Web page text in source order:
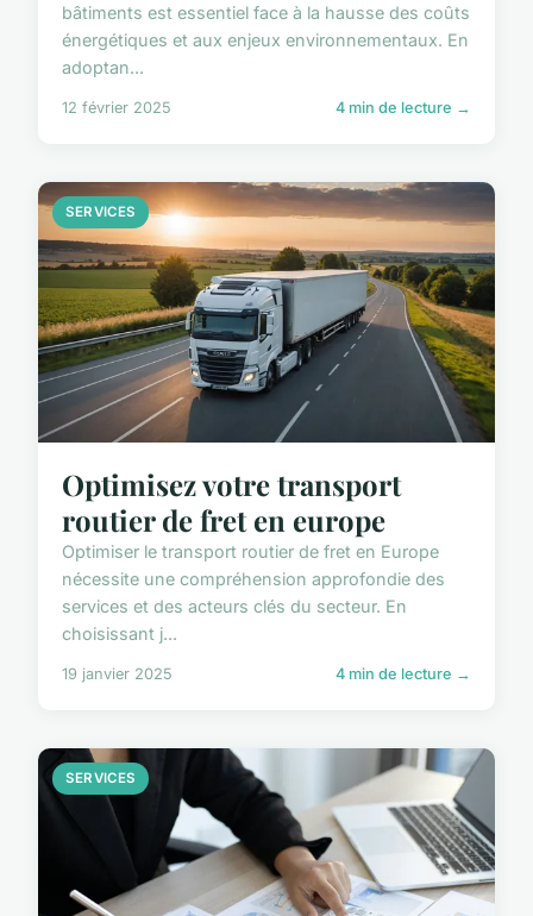
bâtiments est essentiel face à la hausse des coûts
énergétiques et aux enjeux environnementaux. En
adoptan...
12 février 2025 4 min de lecture →
SERVICES
Optimisez votre transport
routier de fret en europe
Optimiser le transport routier de fret en Europe
nécessite une compréhension approfondie des
services et des acteurs clés du secteur. En
choisissant j...
19 janvier 2025 4 min de lecture →
SERVICES